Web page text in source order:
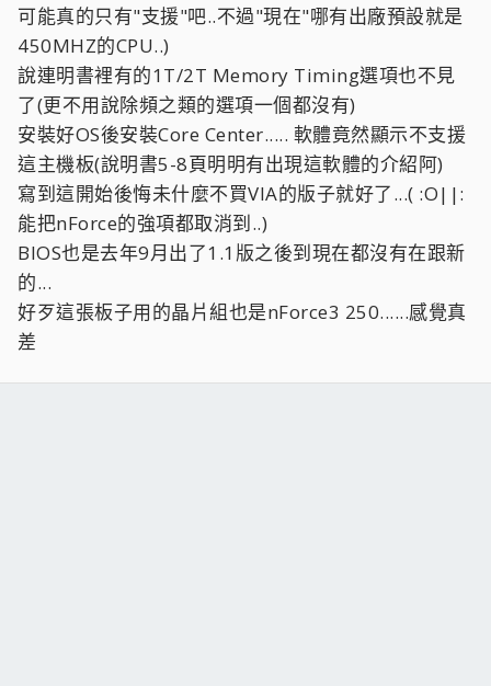
可能真的只有"支援"吧..不過"現在"哪有出廠預設就是
450MHZ的CPU..)
說連明書裡有的1T/2T Memory Timing選項也不見
了(更不用說除頻之類的選項一個都沒有)
安裝好OS後安裝Core Center..... 軟體竟然顯示不支援
這主機板(說明書5-8頁明明有出現這軟體的介紹阿)
寫到這開始後悔未什麼不買VIA的版子就好了...( :O||:
能把nForce的強項都取消到..)
BIOS也是去年9月出了1.1版之後到現在都沒有在跟新
的...
好歹這張板子用的晶片組也是nForce3 250......感覺真
差